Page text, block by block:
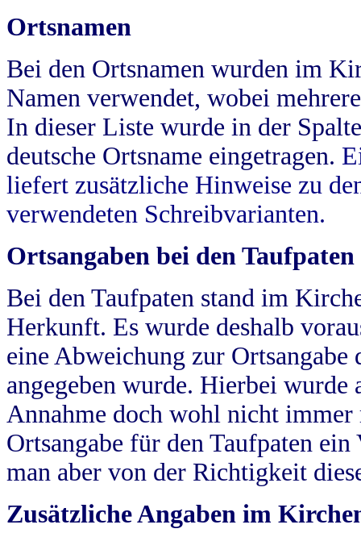
Ortsnamen
Bei den Ortsnamen wurden im
Namen verwendet, wobei
In dieser Liste wurde in der
deutsche Ortsname eingetragen.
liefert zusätzliche Hinweise zu
verwendeten Schreibvarianten.
Ortsangaben bei den Taufpaten
Bei den Taufpaten stand im
Herkunft. Es wurde deshalb
eine Abweichung zur
angegeben wurde. Hierbei wurde
Annahme doch wohl nicht
Ortsangabe für den Taufpaten
man aber von der Richtigkeit
Zusätzliche Angaben im